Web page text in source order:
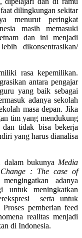
dilingkungan sekitar
menurut peringkat
masih memasuki
dan ini menjadi
dikonsentrasikan/
rasa kepemilikan.
antara pengajar
yang baik sebagai
adanya sekolah
masa depan. Jika
tim yang mendukung
tidak bisa bekerja
yang harus dianalisa
bukunya Media
: The case of
adanya
untuk meningkatkan
serta untuk
pemberian feed
realitas menjadi
di Indonesia.